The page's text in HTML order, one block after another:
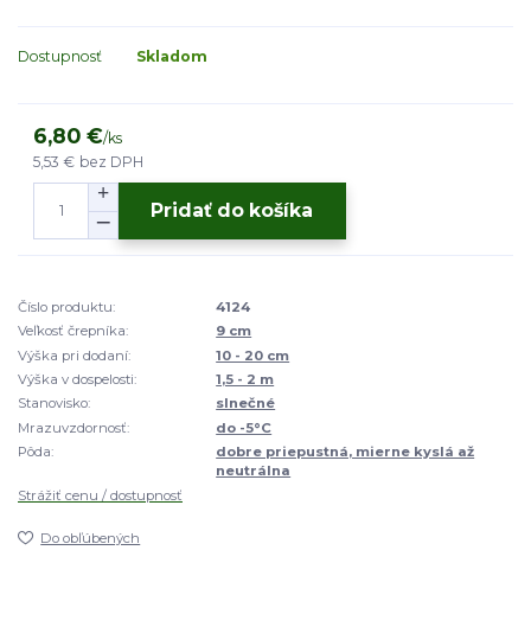
Dostupnosť Skladom
6,80 €/ks
5,53 € bez DPH
Pridať do košíka
Číslo produktu:
4124
Veľkosť črepníka:
9 cm
Výška pri dodaní:
10 - 20 cm
Výška v dospelosti:
1,5 - 2 m
Stanovisko:
slnečné
Mrazuvzdornosť:
do -5°C
Pôda:
dobre priepustná, mierne kyslá až
neutrálna
Strážiť cenu / dostupnosť
Do obľúbených